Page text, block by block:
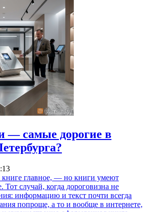
— самые дорогие в
книге главное, — но книги умеют
Тот случай, когда дороговизна не
информацию и текст почти всегда
попроще, а то и вообще в интернете,